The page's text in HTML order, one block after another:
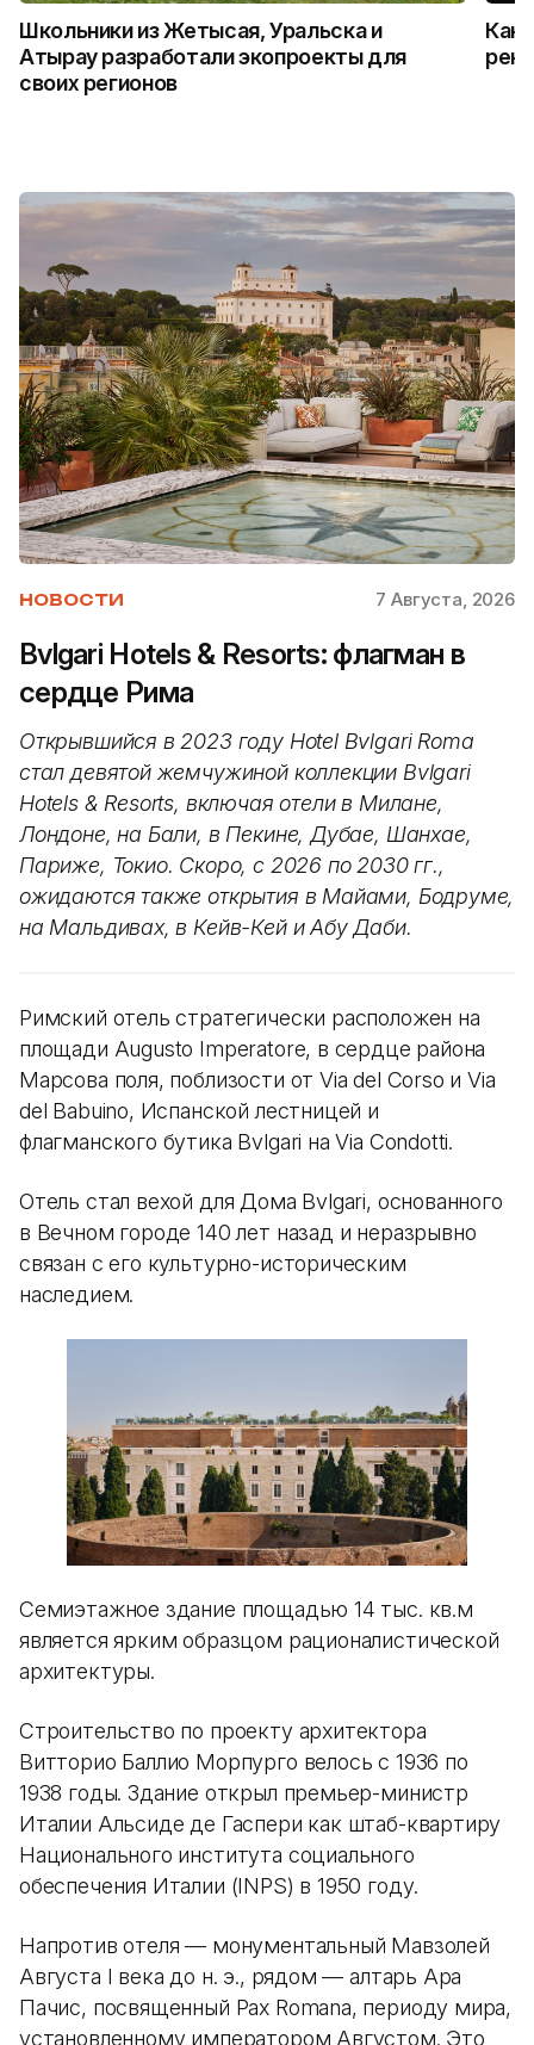
Школьники из Жетысая, Уральска и
Атырау разработали экопроекты для
своих регионов
Как
НОВОСТИ 7 Августа, 2026
Bvlgari Hotels & Resorts: флагман в
сердце Рима
Открывшийся в 2023 году Hotel Bvlgari Roma
стал девятой жемчужиной коллекции Bvlgari
Hotels & Resorts, включая отели в Милане,
Лондоне, на Бали, в Пекине, Дубае, Шанхае,
Париже, Токио. Скоро, с 2026 по 2030 гг.,
ожидаются также открытия в Майами, Бодруме,
на Мальдивах, в Кейв-Кей и Абу Даби.
Римский отель стратегически расположен на
площади Augusto Imperatore, в сердце района
Марсова поля, поблизости от Via del Corso и Via
del Babuino, Испанской лестницей и
флагманского бутика Bvlgari на Via Condotti.
Отель стал вехой для Дома Bvlgari, основанного
в Вечном городе 140 лет назад и неразрывно
связан с его культурно-историческим
наследием.
Семиэтажное здание площадью 14 тыс. кв.м
является ярким образцом рационалистической
архитектуры.
Строительство по проекту архитектора
Витторио Баллио Морпурго велось с 1936 по
1938 годы. Здание открыл премьер-министр
Италии Альсиде де Гаспери как штаб-квартиру
Национального института социального
обеспечения Италии (INPS) в 1950 году.
Напротив отеля — монументальный Мавзолей
Августа I века до н. э., рядом — алтарь Ара
Пачис, посвященный Pax Romana, периоду мира,
установленному императором Августом. Это